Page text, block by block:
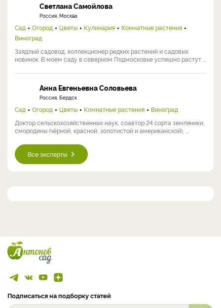
Светлана Самойлова
Россия, Москва
Сад Огород Цветы Кулинария
Комнатные растения
Виноград
Заядлый садовод, коллекционер редких растений и садовых
новинок. В моем саду в северном Подмосковье успешно растут ...
Анна Евгеньевна Соловьева
Россия, Бердск
Сад Огород Цветы Комнатные растения
Виноград
Доктор сельскохозяйственных наук, соавтор 24 сорта земляники,
смородины (чёрной, красной, золотистой и американской), ...
Все эксперты
Подписаться на подборку статей